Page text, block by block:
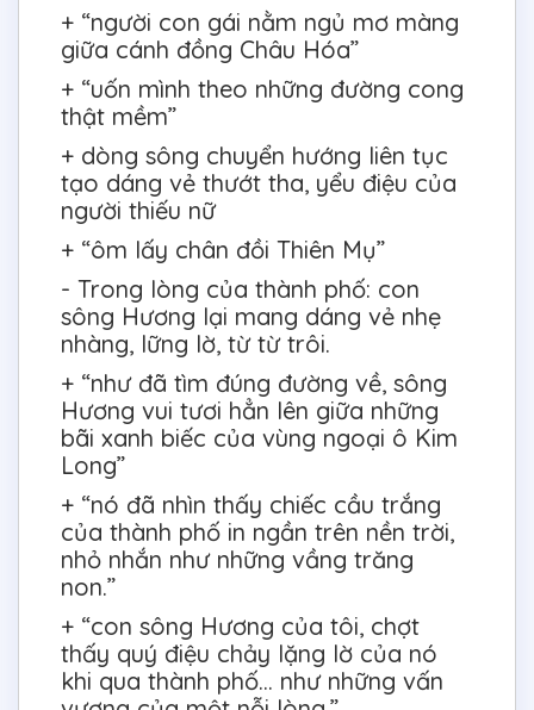
+ “người con gái nằm ngủ mơ màng
giữa cánh đồng Châu Hóa”
+ “uốn mình theo những đường cong
thật mềm”
+ dòng sông chuyển hướng liên tục
tạo dáng vẻ thướt tha, yểu điệu của
người thiếu nữ
+ “ôm lấy chân đồi Thiên Mụ”
- Trong lòng của thành phố: con
sông Hương lại mang dáng vẻ nhẹ
nhàng, lững lờ, từ từ trôi.
+ “như đã tìm đúng đường về, sông
Hương vui tươi hẳn lên giữa những
bãi xanh biếc của vùng ngoại ô Kim
Long”
+ “nó đã nhìn thấy chiếc cầu trắng
của thành phố in ngần trên nền trời,
nhỏ nhắn như những vầng trăng
non.”
+ “con sông Hương của tôi, chợt
thấy quý điệu chảy lặng lờ của nó
khi qua thành phố… như những vấn